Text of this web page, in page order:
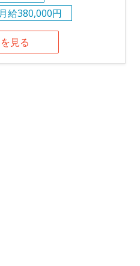
月給380,000円
見る